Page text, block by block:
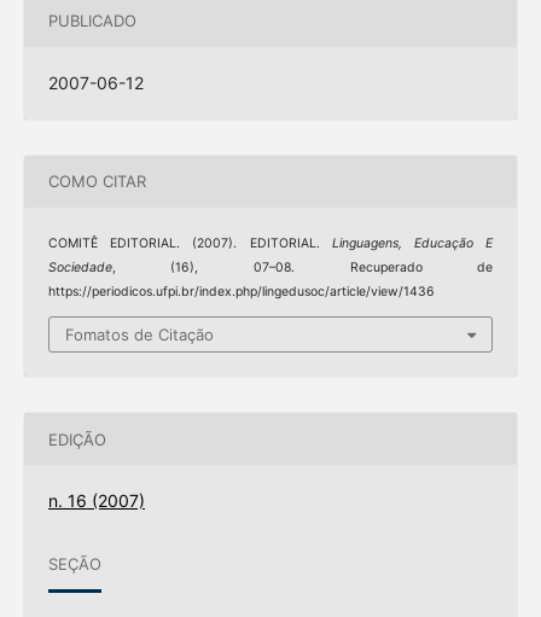
PUBLICADO
2007-06-12
COMO CITAR
COMITÊ EDITORIAL. (2007). EDITORIAL. Linguagens, Educação E
Sociedade, (16), 07–08. Recuperado de
https://periodicos.ufpi.br/index.php/lingedusoc/article/view/1436
Fomatos de Citação
EDIÇÃO
n. 16 (2007)
SEÇÃO